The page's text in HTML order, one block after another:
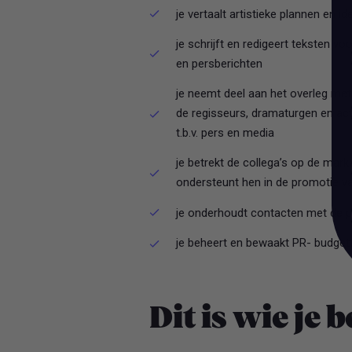
je vertaalt artistieke plannen en
je schrijft en redigeert teksten
en persberichten
je neemt deel aan het overleg
de regisseurs, dramaturgen en
t.b.v. pers en media
je betrekt de collega’s op de
ondersteunt hen in de promotie
je onderhoudt contacten met de
je beheert en bewaakt PR-
Dit is wie je